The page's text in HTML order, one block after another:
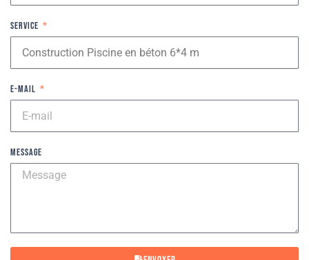
Service
E-mail
Message